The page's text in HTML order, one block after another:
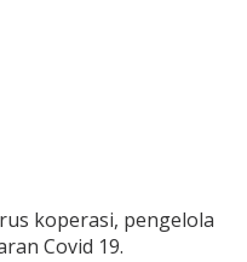
koperasi, pengelola
Covid 19.